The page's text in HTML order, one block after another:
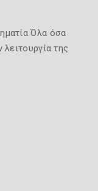
Όλα όσα
της